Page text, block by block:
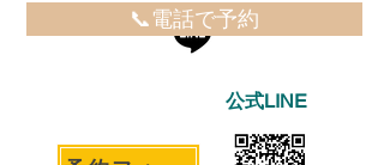
📞電話で予約
公式LINE